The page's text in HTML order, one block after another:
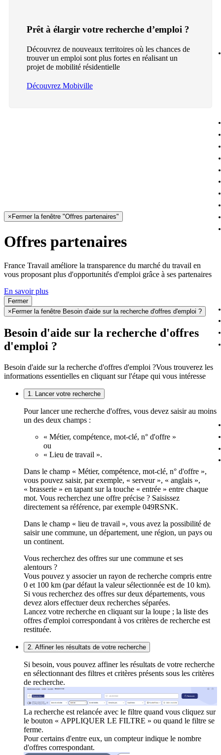
Prêt à élargir votre recherche d’emploi ?
Découvrez de nouveaux territoires où les chances de
trouver un emploi sont plus fortes en réalisant un
projet de mobilité résidentielle
Découvrez Mobiville
× Fermer la fenêtre "Offres partenaires"
Offres partenaires
France Travail améliore la transparence du marché du travail en
vous proposant plus d'opportunités d'emploi grâce à ses partenaires
En savoir plus
Fermer
× Fermer la fenêtre Besoin d'aide sur la recherche d'offres d'emploi ?
Besoin d'aide sur la recherche d'offres
d'emploi ?
Besoin d'aide sur la recherche d'offres d'emploi ?Vous trouverez les
informations essentielles en cliquant sur l'étape qui vous intéresse
1. Lancer votre recherche
Pour lancer une recherche d'offres, vous devez saisir au moins
un des deux champs :
« Métier, compétence, mot-clé, n° d'offre »
ou
« Lieu de travail ».
Dans le champ « Métier, compétence, mot-clé, n° d'offre »,
vous pouvez saisir, par exemple, « serveur », « anglais »,
« brasserie » en tapant sur la touche « entrée » entre chaque
mot. Vous recherchez une offre précise ? Saisissez
directement sa référence, par exemple 049RSNK.
Dans le champ « lieu de travail », vous avez la possibilité de
saisir une commune, un département, une région, un pays ou
un continent.
Vous recherchez des offres sur une commune et ses
alentours ?
Vous pouvez y associer un rayon de recherche compris entre
0 et 100 km (par défaut la valeur sélectionnée est de 10 km).
Si vous recherchez des offres sur deux départements, vous
devez alors effectuer deux recherches séparées.
Lancez votre recherche en cliquant sur la loupe ; la liste des
offres d'emploi correspondant à vos critères de recherche est
restituée.
2. Affiner les résultats de votre recherche
Si besoin, vous pouvez affiner les résultats de votre recherche
en sélectionnant des filtres et critères présents sous les critères
de recherche.
La recherche est relancée avec le filtre quand vous cliquez sur
le bouton « APPLIQUER LE FILTRE » ou quand le filtre se
ferme.
Pour certains d'entre eux, un compteur indique le nombre
d'offres correspondant.